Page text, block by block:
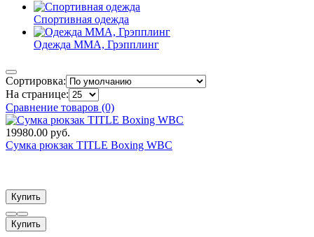
Спортивная одежда
Одежда ММА, Грэпплинг
Сортировка:
На странице:
Сравнение товаров (0)
19980.00 руб.
Сумка рюкзак TITLE Boxing WBC
Купить
Купить